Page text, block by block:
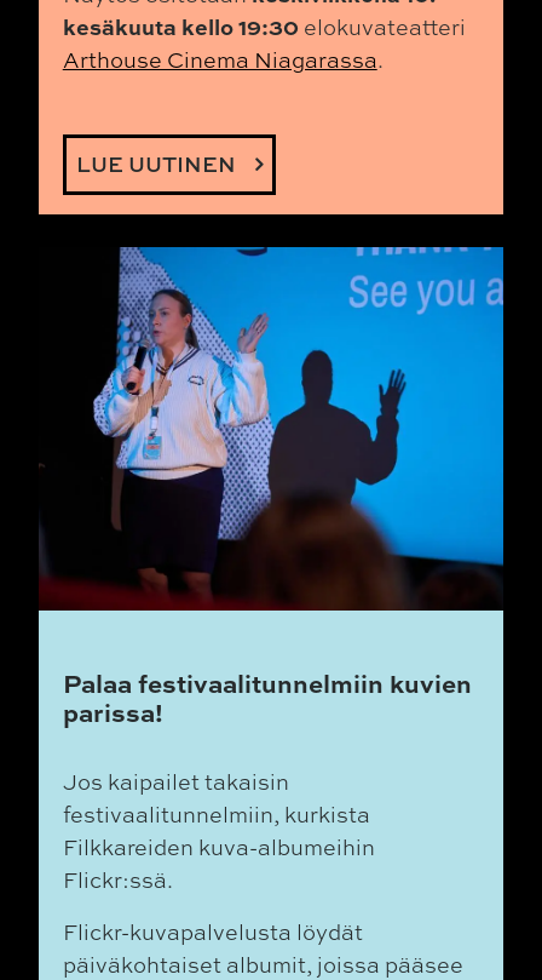
kesäkuuta kello 19:30 elokuvateatteri
Arthouse Cinema Niagarassa.
LUE UUTINEN
Palaa festivaalitunnelmiin kuvien
parissa!
Jos kaipailet takaisin
festivaalitunnelmiin, kurkista
Filkkareiden kuva-albumeihin
Flickr:ssä.
Flickr-kuvapalvelusta löydät
päiväkohtaiset albumit, joissa pääsee